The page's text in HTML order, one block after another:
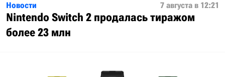
Новости 7 августа в 12:21
Nintendo Switch 2 продалась тиражом
более 23 млн